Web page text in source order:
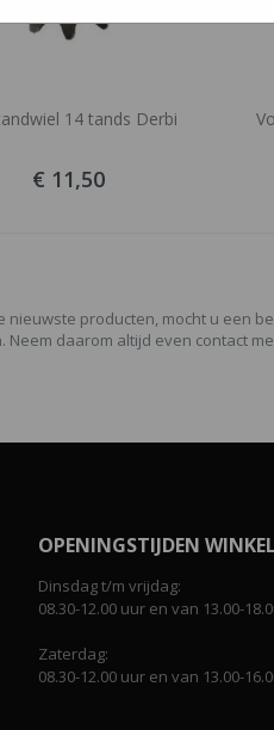
14 tands Derbi
€ 11,50
nieuwste producten, mocht u een
daarom altijd even contact
OPENINGSTIJDEN WINKEL
Dinsdag t/m vrijdag:
08.30-12.00 uur en van 13.00-
Zaterdag:
08.30-12.00 uur en van 13.00-